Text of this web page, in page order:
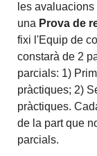
les
una Prova de
fixi l'Equip de
constarà de 2
parcials: 1)
pràctiques; 2)
pràctiques.
de la part que
parcials.